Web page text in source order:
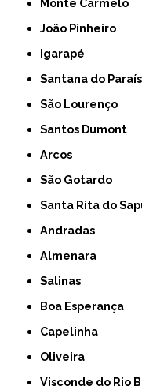
Monte Carmelo
João Pinheiro
Igarapé
Santana do
São Lourenço
Santos Dumont
Arcos
São Gotardo
Santa Rita do
Andradas
Almenara
Salinas
Boa Esperança
Capelinha
Oliveira
Visconde do Rio